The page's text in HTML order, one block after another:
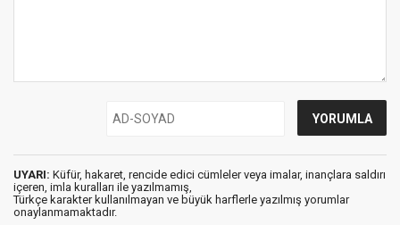
UYARI: Küfür, hakaret, rencide edici cümleler veya imalar, inançlara saldırı
içeren, imla kuralları ile yazılmamış,
Türkçe karakter kullanılmayan ve büyük harflerle yazılmış yorumlar
onaylanmamaktadır.